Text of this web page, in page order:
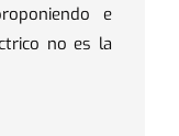
e
no es la